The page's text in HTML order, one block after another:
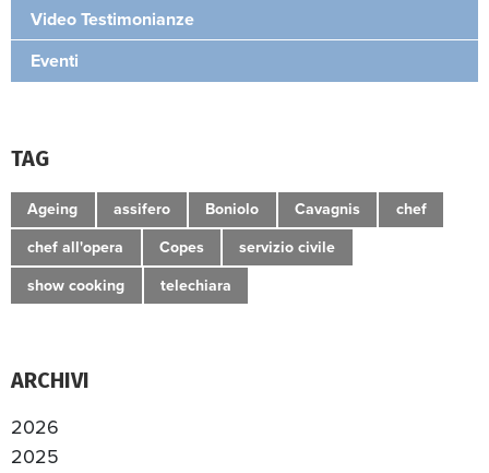
Video Testimonianze
Eventi
TAG
Ageing assifero Boniolo Cavagnis chef
chef all'opera Copes servizio civile
show cooking telechiara
ARCHIVI
2026
2025